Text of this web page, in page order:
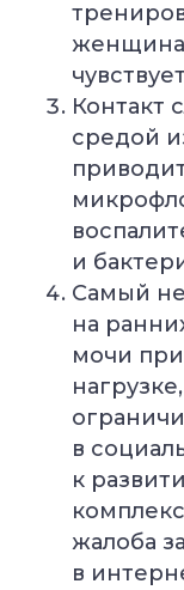
женщина
Контакт
средой
и
Самый
на
мочи
в
к
жалоба
в